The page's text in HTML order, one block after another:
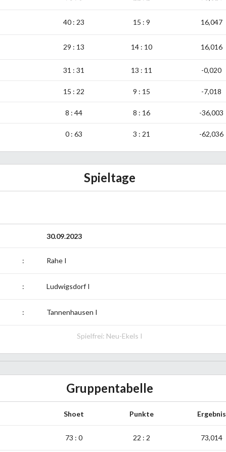
40 : 23 15 : 9 16,047
29 : 13 14 : 10 16,016
31 : 31 13 : 11 -0,020
15 : 22 9 : 15 -7,018
8 : 44 8 : 16 -36,003
0 : 63 3 : 21 -62,036
Spieltage
30.09.2023
: Rahe I
: Ludwigsdorf I
: Tannenhausen I
Spielfrei: Neu-Ekels I
Gruppentabelle
Shoet Punkte Ergebnis
73 : 0 22 : 2 73,014